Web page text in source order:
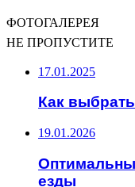
ФОТОГАЛЕРЕЯ
НЕ ПРОПУСТИТЕ
17.01.2025
Как
19.01.2026
езды